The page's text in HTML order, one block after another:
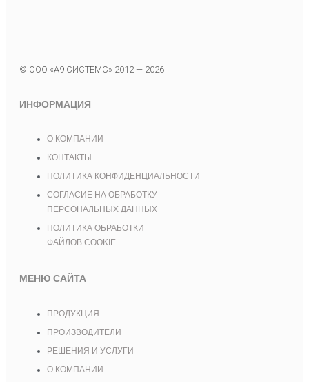
© ООО «А9 СИСТЕМС» 2012 — 2026
ИНФОРМАЦИЯ
О КОМПАНИИ
КОНТАКТЫ
ПОЛИТИКА КОНФИДЕНЦИАЛЬНОСТИ
СОГЛАСИЕ НА ОБРАБОТКУ
ПЕРСОНАЛЬНЫХ ДАННЫХ
ПОЛИТИКА ОБРАБОТКИ
ФАЙЛОВ COOKIE
МЕНЮ САЙТА
ПРОДУКЦИЯ
ПРОИЗВОДИТЕЛИ
РЕШЕНИЯ И УСЛУГИ
О КОМПАНИИ